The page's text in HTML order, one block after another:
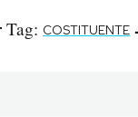
Tag: COSTITUENTE